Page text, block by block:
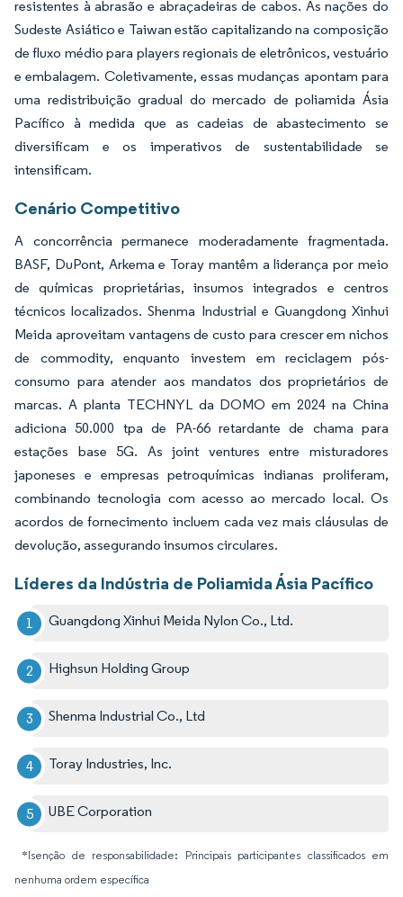
resistentes à abrasão e abraçadeiras de cabos. As nações do
Sudeste Asiático e Taiwan estão capitalizando na composição
de fluxo médio para players regionais de eletrônicos, vestuário
e embalagem. Coletivamente, essas mudanças apontam para
uma redistribuição gradual do mercado de poliamida Ásia
Pacífico à medida que as cadeias de abastecimento se
diversificam e os imperativos de sustentabilidade se
intensificam.
Cenário Competitivo
A concorrência permanece moderadamente fragmentada.
BASF, DuPont, Arkema e Toray mantêm a liderança por meio
de químicas proprietárias, insumos integrados e centros
técnicos localizados. Shenma Industrial e Guangdong Xinhui
Meida aproveitam vantagens de custo para crescer em nichos
de commodity, enquanto investem em reciclagem pós-
consumo para atender aos mandatos dos proprietários de
marcas. A planta TECHNYL da DOMO em 2024 na China
adiciona 50.000 tpa de PA-66 retardante de chama para
estações base 5G. As joint ventures entre misturadores
japoneses e empresas petroquímicas indianas proliferam,
combinando tecnologia com acesso ao mercado local. Os
acordos de fornecimento incluem cada vez mais cláusulas de
devolução, assegurando insumos circulares.
Líderes da Indústria de Poliamida Ásia Pacífico
Guangdong Xinhui Meida Nylon Co., Ltd.
Highsun Holding Group
Shenma Industrial Co., Ltd
Toray Industries, Inc.
UBE Corporation
*Isenção de responsabilidade: Principais participantes classificados em
nenhuma ordem específica